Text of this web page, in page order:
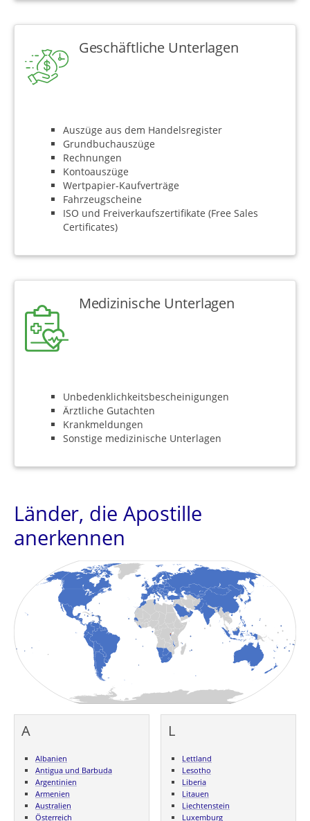
Geschäftliche Unterlagen
Auszüge aus dem Handelsregister
Grundbuchauszüge
Rechnungen
Kontoauszüge
Wertpapier-Kaufverträge
Fahrzeugscheine
ISO und Freiverkaufszertifikate (Free Sales
Certificates)
Medizinische Unterlagen
Unbedenklichkeitsbescheinigungen
Ärztliche Gutachten
Krankmeldungen
Sonstige medizinische Unterlagen
Länder, die Apostille
anerkennen
A
Albanien
Antigua und Barbuda
Argentinien
Armenien
Australien
Österreich
L
Lettland
Lesotho
Liberia
Litauen
Liechtenstein
Luxemburg